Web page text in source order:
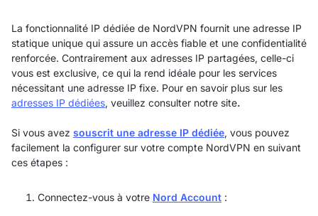
La fonctionnalité IP dédiée de NordVPN fournit une adresse IP
statique unique qui assure un accès fiable et une confidentialité
renforcée. Contrairement aux adresses IP partagées, celle-ci
vous est exclusive, ce qui la rend idéale pour les services
nécessitant une adresse IP fixe. Pour en savoir plus sur les
adresses IP dédiées, veuillez consulter notre site.
Si vous avez souscrit une adresse IP dédiée, vous pouvez
facilement la configurer sur votre compte NordVPN en suivant
ces étapes :
Connectez-vous à votre Nord Account :